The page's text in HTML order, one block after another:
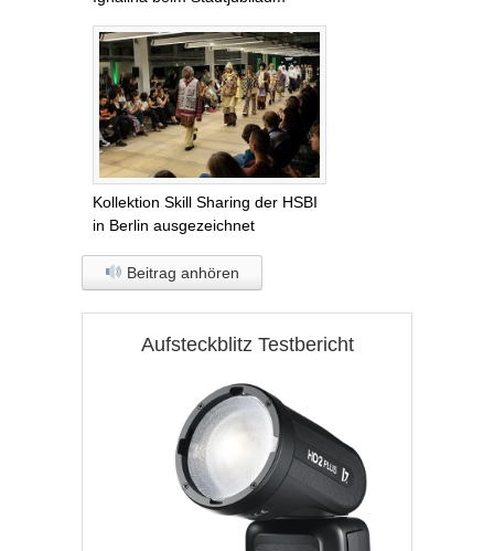
Kollektion Skill Sharing der HSBI
in Berlin ausgezeichnet
Beitrag anhören
Aufsteckblitz Testbericht